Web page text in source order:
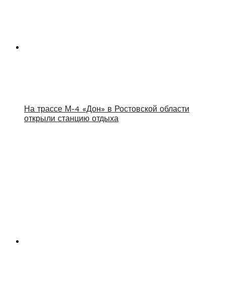
На трассе М-4 «Дон» в Ростовской области
открыли станцию отдыха